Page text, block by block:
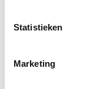
Statistieken
Marketing